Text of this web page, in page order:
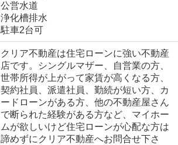
公営水道
浄化槽排水
駐車2台可
クリア不動産は住宅ローンに強い不動産
店です。シングルマザー、自営業の方、
世帯所得が上がって家賃が高くなる方、
契約社員、派遣社員、勤続が短い方、カ
ードローンがある方、他の不動産屋さん
で断られた経験がある方など、マイホー
ムが欲しいけど住宅ローンが心配な方は
諦めずにクリア不動産へお問合せ下さ